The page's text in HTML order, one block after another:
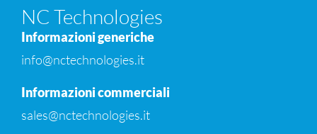
NC Technologies
Informazioni generiche
info@nctechnologies.it
Informazioni commerciali
sales@nctechnologies.it